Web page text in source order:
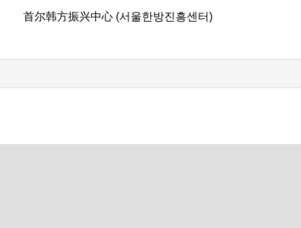
首尔韩方振兴中心 (서울한방진흥센터)